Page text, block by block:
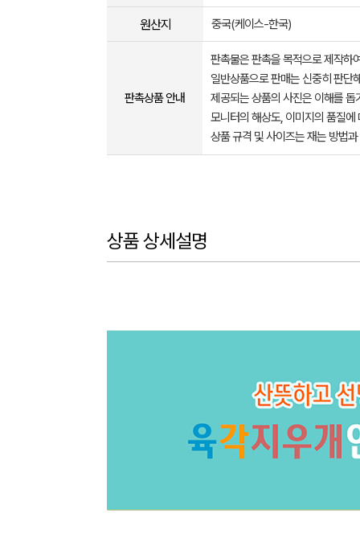
원산지 중국(케이스-한국)
판촉상품 안내
판촉물은 판촉을 목적으로 제작하
일반상품으로 판매는 신중히 판단
제공되는 상품의 사진은 이해를
모니터의 해상도, 이미지의 품질
상품 규격 및 사이즈는 재는 방법
상품 상세설명